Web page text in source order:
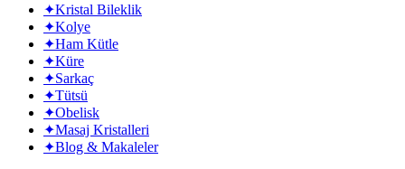
✦Kristal Bileklik
✦Kolye
✦Ham Kütle
✦Küre
✦Sarkaç
✦Tütsü
✦Obelisk
✦Masaj Kristalleri
✦Blog & Makaleler